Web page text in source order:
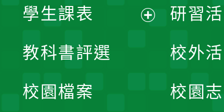
學生課表
教科書評選
校園檔案
研習
校外
校園